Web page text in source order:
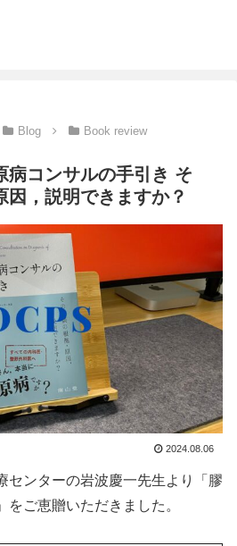
Blog Book review
病コンサルの手引き そ
因，説明できますか？
2024.08.06
センターの岩波慶一先生より「膠
をご恵贈いただきました。